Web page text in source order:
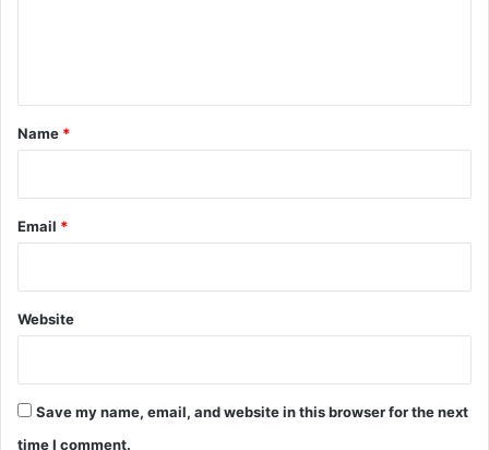
*
Name *
Email *
Website
Save my name, email, and website in this browser for the next
time I comment.